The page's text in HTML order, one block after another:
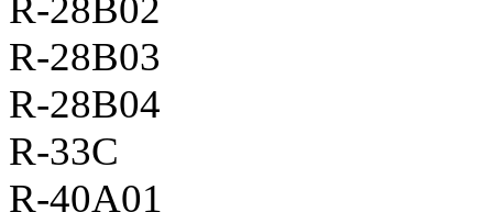
R-28B02
R-28B03
R-28B04
R-33C
R-40A01